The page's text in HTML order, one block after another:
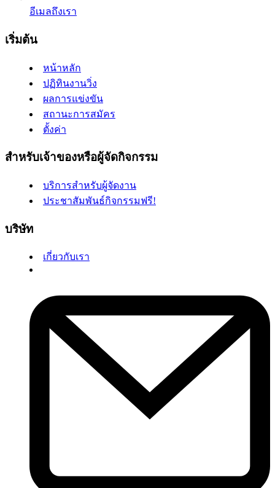
อีเมลถึงเรา
เริ่มต้น
หน้าหลัก
ปฏิทินงานวิ่ง
ผลการแข่งขัน
สถานะการสมัคร
ตั้งค่า
สำหรับเจ้าของหรือผู้จัดกิจกรรม
บริการสำหรับผู้จัดงาน
ประชาสัมพันธ์กิจกรรมฟรี!
บริษัท
เกี่ยวกับเรา